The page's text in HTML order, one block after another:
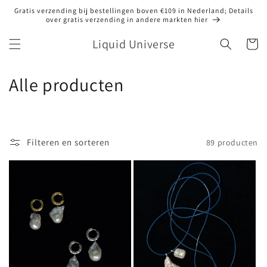
naar de
content
Gratis verzending bij bestellingen boven €109 in Nederland; Details
over gratis verzending in andere markten hier
Liquid Universe
C
l
Alle producten
Filteren en sorteren 89 producten